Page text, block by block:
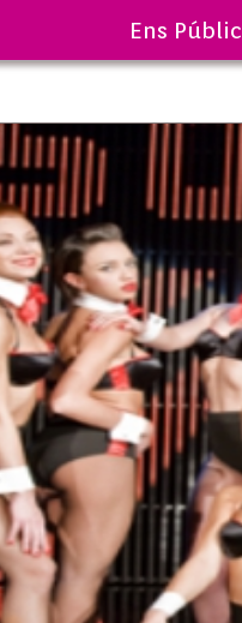
Ens Públic